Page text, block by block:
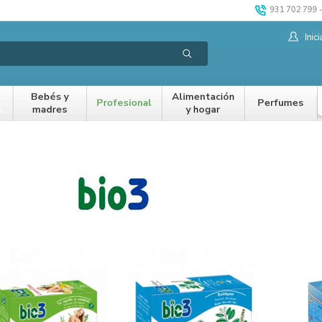
931 702 799 -
Bebés y
madres
Profesional
Alimentación
y hogar
Perfumes